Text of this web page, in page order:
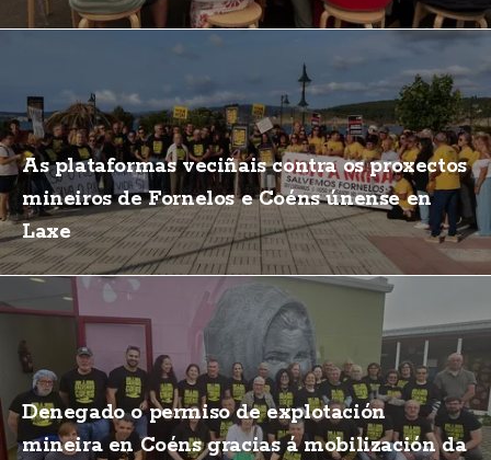
As plataformas veciñais contra os proxectos
mineiros de Fornelos e Coéns únense en
Laxe
Denegado o permiso de explotación
mineira en Coéns gracias á mobilización da